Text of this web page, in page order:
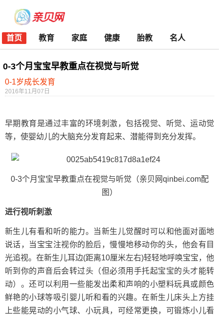
首页 教育 家庭 健康 胎教 名人
0-3个月宝宝早教重点在视觉与听觉
0-1岁成长发育
2016年11月07日
早期教育是通过丰富的环境刺激，包括视觉、听觉、运动觉
等，使婴幼儿的大脑充分发育起来、潜能得到充分发挥。
0-3个月宝宝早教重点在视觉与听觉（亲贝网qinbei.com配
图）
进行视听刺激
新生儿有看和听的能力。当新生儿觉醒时可以和他面对面地
说话，当宝宝注视你的脸后，慢慢地移动你的头，他会有目
光追视。在新生儿耳边(距离10厘米左右)轻轻地呼唤宝宝，他
听到你的声音后会转过头（但必须用手托起宝宝的头才能转
动）。还可以利用一些能发出柔和声响的小塑料玩具或颜色
鲜艳的小球等吸引婴儿听和看的兴趣。在新生儿床头上方挂
上些能晃动的小气球、小玩具，可经常更换，可锻炼小儿看